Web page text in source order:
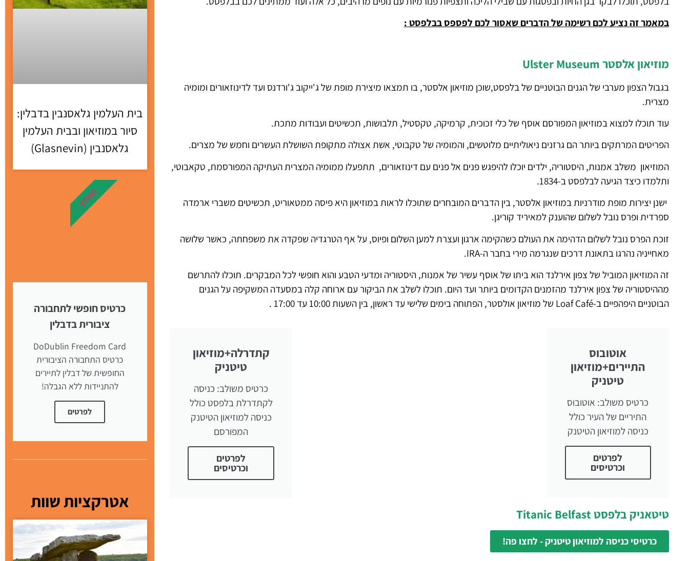
במאמר זה נציע לכם רשימה של הדברים שאסור לכם לפספס בבלפסט :
מוזיאון אלסטר Ulster Museum
בגבול הצפון מערבי של הגנים הבוטניים של בלפסט,שוכן מוזיאון אלסטר, בו תמצאו מיצירת מופת של ג'ייקוב ג'ורדנס ועד לדינוזאורים ומומיה
מצרית.
עוד תוכלו למצוא במוזיאון המפורסם אוסף של כלי זכוכית, קרמיקה, טקסטיל, תלבושות, תכשיטים ועבודות מתכת.
הפריטים המרתקים ביותר הם גרזנים ניאוליתיים מלוטשים, והמומיה של טקבוטי, אשת אצולה מתקופת השושלת העשרים וחמש של מצרים.
המוזיאון משלב אמנות, היסטוריה, ילדים יוכלו להיפגש פנים אל פנים עם דינוזאורים, תתפעלו ממומיה המצרית העתיקה המפורסמת, טקאבוטי,
ותלמדו כיצד הגיעה לבלפסט ב-1834.
ישנן יצירות מופת מודרניות במוזיאון אלסטר, בין הדברים המובחרים שתוכלו לראות במוזיאון היא פיסה ממטאוריט, תכשיטים משברי ארמדה
ספרדית ופרס נובל לשלום שהוענק למאיריד קוריגן.
זוכת הפרס נובל לשלום הדהימה את העולם כשהקימה ארגון ועצרת למען השלום ופיוס, על אף הטרגדיה שפקדה את משפחתה, כאשר שלושה
מאחייניה נהרגו בתאונת דרכים שנגרמה מירי בחבר ה-IRA.
זה המוזיאון המוביל של צפון אירלנד הוא ביתו של אוסף עשיר של אמנות, היסטוריה ומדעי הטבע והוא חופשי לכל המבקרים. תוכלו להתרשם
מההיסטוריה של צפון אירלנד מהזמנים הקדומים ביותר ועד היום. תוכלו לשלב את הביקור עם ארוחה קלה במסעדה המשקיפה על הגנים
הבוטניים היפהפיים ב-Loaf Café של מוזיאון אולסטר, הפתוחה בימים שלישי עד ראשון, בין השעות 10:00 עד 17:00 .
אוטובוס
התיירים+מוזיאון
טיטניק
כרטיס משולב: אוטובוס
התיריים של העיר כולל
כניסה למוזיאון הטיטנק
לפרטים
וכרטיסים
קתדרלה+מוזיאון
טיטניק
כרטיס משולב: כניסה
לקתדרלת בלפסט כולל
כניסה למוזיאון הטיטנק
המפורסם
לפרטים
וכרטיסים
טיטאניק בלפסט Titanic Belfast
כרטיסי כניסה למוזיאון טיטניק - לחצו פה!
בית העלמין גלאסנבין בדבלין:
סיור במוזיאון ובבית העלמין
גלאסנבין (Glasnevin)
כרטיס חופשי לתחבורה
ציבורית בדבלין
DoDublin Freedom Card
כרטיס התחבורה הציבורית
החופשית של דבלין לתיירים
להתניידות ללא הגבלה!
לפרטים
מומלץ
אטרקציות שוות